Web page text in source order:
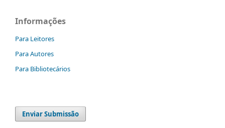
Informações
Para Leitores
Para Autores
Para Bibliotecários
Enviar Submissão